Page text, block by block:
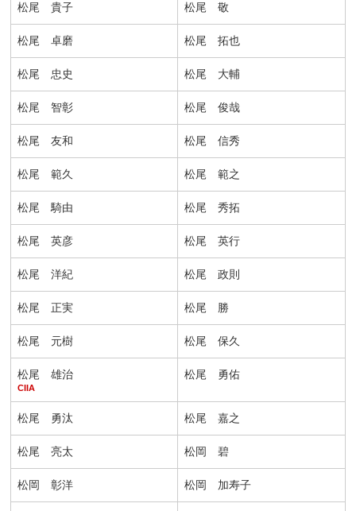
松尾 貴子 松尾 敬
松尾 卓磨 松尾 拓也
松尾 忠史 松尾 大輔
松尾 智彰 松尾 俊哉
松尾 友和 松尾 信秀
松尾 範久 松尾 範之
松尾 騎由 松尾 秀拓
松尾 英彦 松尾 英行
松尾 洋紀 松尾 政則
松尾 正実 松尾 勝
松尾 元樹 松尾 保久
松尾 雄治
CIIA
松尾 勇佑
松尾 勇汰 松尾 嘉之
松尾 亮太 松岡 碧
松岡 彰洋 松岡 加寿子